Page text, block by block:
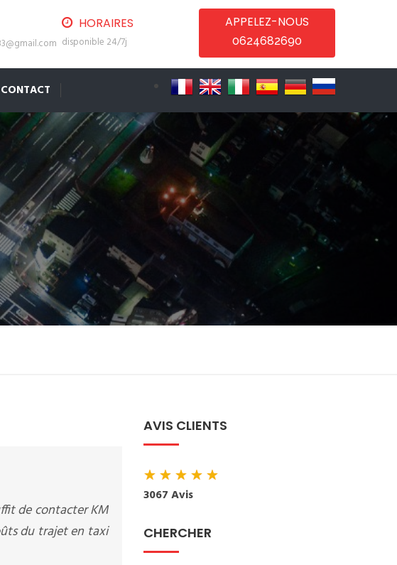
HORAIRES
disponible 24/7j
APPELEZ-NOUS
0624682690
CONTACT
de contacter KM
du trajet en taxi
AVIS CLIENTS
★★★★★
3067 Avis
CHERCHER